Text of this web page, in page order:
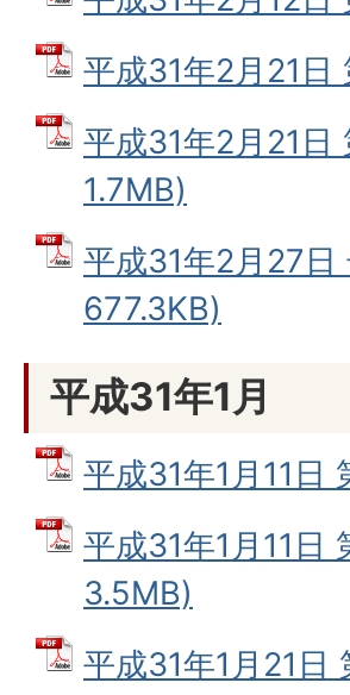
平成31年2月21
平成31年2月21
1.7MB)
平成31年2月27
677.3KB)
平成31年1月
平成31年1月11日
平成31年1月11日
3.5MB)
平成31年1月21